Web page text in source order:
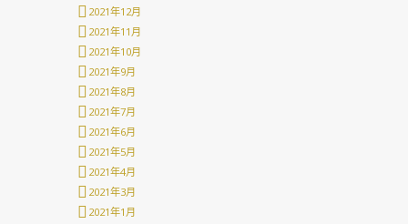
2021年12月
2021年11月
2021年10月
2021年9月
2021年8月
2021年7月
2021年6月
2021年5月
2021年4月
2021年3月
2021年1月